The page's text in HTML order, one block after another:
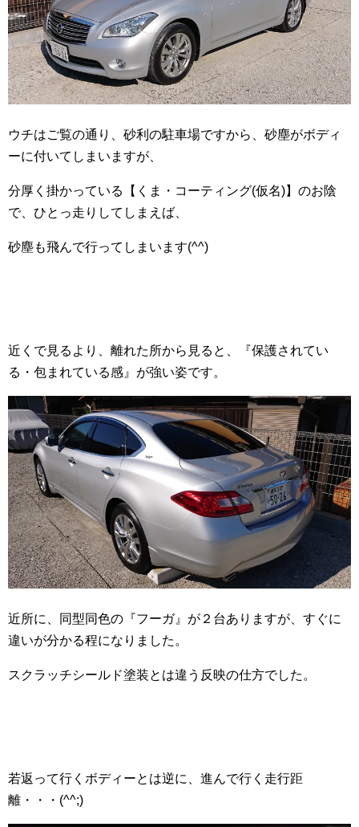
ウチはご覧の通り、砂利の駐車場ですから、砂塵がボディ
ーに付いてしまいますが、
分厚く掛かっている【くま・コーティング(仮名)】のお陰
で、ひとっ走りしてしまえば、
砂塵も飛んで行ってしまいます(^^)
近くで見るより、離れた所から見ると、『保護されてい
る・包まれている感』が強い姿です。
近所に、同型同色の『フーガ』が２台ありますが、すぐに
違いが分かる程になりました。
スクラッチシールド塗装とは違う反映の仕方でした。
若返って行くボディーとは逆に、進んで行く走行距
離・・・(^^;)